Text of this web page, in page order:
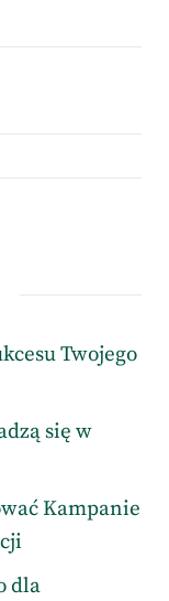
Twojego
się w
Kampanie
dla